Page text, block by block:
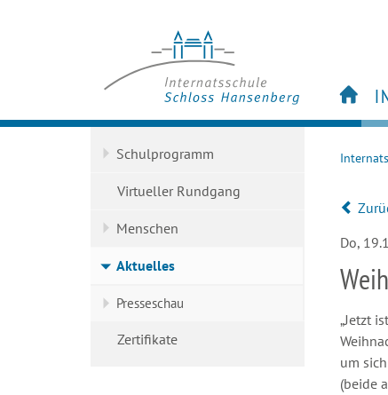
Schulprogramm
Virtueller Rundgang
Menschen
Aktuelles
Presseschau
Zertifikate
Do,
„Jetzt
um
(beide